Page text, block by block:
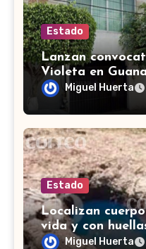
Estado
Lanzan
Violeta en
requisitos y
Miguel Huerta
Estado
Localizan
vida y con
Tenería del
Miguel Huerta